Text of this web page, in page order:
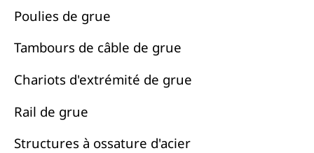
Poulies de grue
Tambours de câble de grue
Chariots d'extrémité de grue
Rail de grue
Structures à ossature d'acier